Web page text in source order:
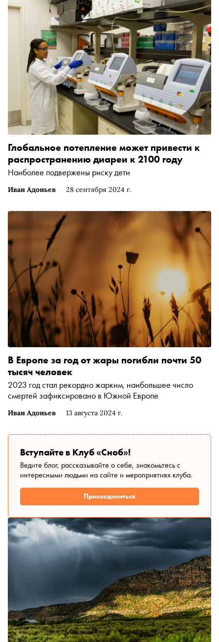
соучредителем компании ЛИИС Андреем Чеканом
рассмотрели признаки сегодняшних городов, по
которым можно судить об их будущем
Иван Адоньев 28 сентября 2024 г.
Глобальное потепление может привести к
распространению диареи к 2100 году
Наиболее подвержены риску дети
Иван Адоньев 13 августа 2024 г.
В Европе за год от жары погибли почти 50
тысяч человек
2023 год стал рекордно жарким, наибольшее число
смертей зафиксировано в Южной Европе
Вступайте в Клуб «Сноб»!
Ведите блог, рассказывайте о себе, знакомьтесь с
интересными людьми на сайте и мероприятиях клуба.
Присоединиться